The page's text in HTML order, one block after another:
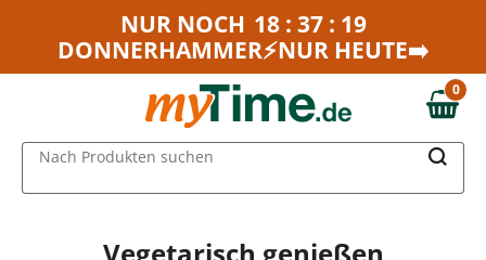
Zum Hauptinhalt springen
Zur Navigation springen
NUR NOCH 18 : 37 : 19
DONNERHAMMER⚡NUR HEUTE➡️
0,00 €
0
Nach Produkten suchen
Vegetarisch genießen